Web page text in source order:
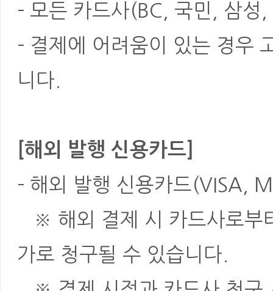
- 모든 카드사(BC, 국민, 삼성
- 결제에 어려움이 있는 경우
니다.
[해외 발행 신용카드]
- 해외 발행 신용카드(VISA,
※ 해외 결제 시 카드사로부
가로 청구될 수 있습니다.